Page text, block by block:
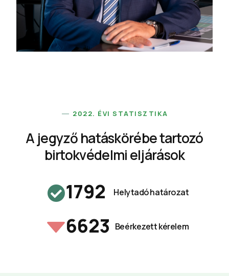
2022. ÉVI STATISZTIKA
A jegyző hatáskörébe tartozó
birtokvédelmi eljárások
1792 Helytadó határozat
6623 Beérkezett kérelem